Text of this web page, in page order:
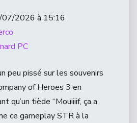
07/2026 à 15:16
PC
peu pissé sur les souvenirs
of Heroes 3 en
qu’un tiède “Mouiiiif, ça a
ce gameplay STR à la